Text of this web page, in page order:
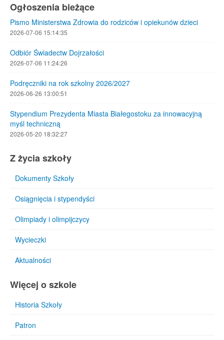
Ogłoszenia bieżące
Pismo Ministerstwa Zdrowia do rodziców i opiekunów dzieci
2026-07-06 15:14:35
Odbiór Świadectw Dojrzałości
2026-07-06 11:24:26
Podręczniki na rok szkolny 2026/2027
2026-06-26 13:00:51
Stypendium Prezydenta Miasta Białegostoku za innowacyjną
myśl techniczną
2026-05-20 18:32:27
Z życia szkoły
Dokumenty Szkoły
Osiągnięcia i stypendyści
Olimpiady i olimpijczycy
Wycieczki
Aktualności
Więcej o szkole
Historia Szkoły
Patron